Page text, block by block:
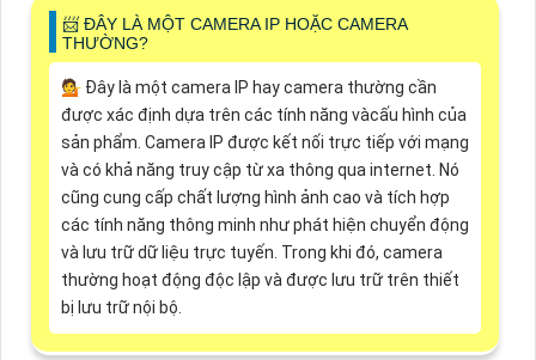
📨 ĐÂY LÀ MỘT CAMERA IP HOẶC CAMERA
THƯỜNG?
💁 Đây là một camera IP hay camera thường cần
được xác định dựa trên các tính năng vàcấu hình của
sản phẩm. Camera IP được kết nối trực tiếp với mạng
và có khả năng truy cập từ xa thông qua internet. Nó
cũng cung cấp chất lượng hình ảnh cao và tích hợp
các tính năng thông minh như phát hiện chuyển động
và lưu trữ dữ liệu trực tuyến. Trong khi đó, camera
thường hoạt động độc lập và được lưu trữ trên thiết
bị lưu trữ nội bộ.